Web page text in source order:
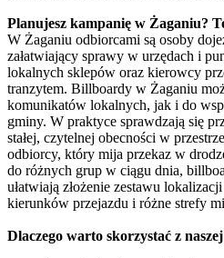
Planujesz kampanię w Żaganiu?
W Żaganiu odbiorcami są osoby
załatwiający sprawy w urzędach i
lokalnych sklepów oraz kierowcy
tranzytem. Billboardy w Żaganiu
komunikatów lokalnych, jak i do
gminy. W praktyce sprawdzają się
stałej, czytelnej obecności w
odbiorcy, który mija przekaz w
do różnych grup w ciągu dnia,
ułatwiają złożenie zestawu
kierunków przejazdu i różne strefy
Dlaczego warto skorzystać z